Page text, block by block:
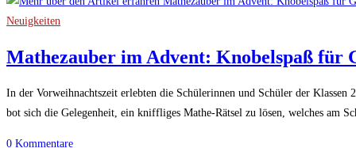
Neuigkeiten
Mathezauber im Advent: Knobelspaß für
In der Vorweihnachtszeit erlebten die Schülerinnen und Schüler der Klassen
bot sich die Gelegenheit, ein kniffliges Mathe-Rätsel zu lösen, welches am
0 Kommentare